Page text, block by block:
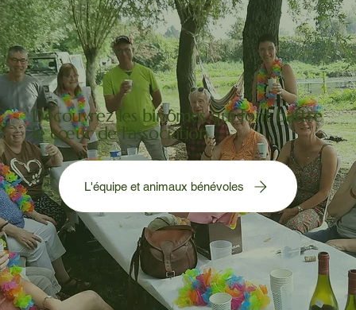
Découvrez les binômes qui font battre
le cœur de l'association.
L'équipe et animaux bénévoles